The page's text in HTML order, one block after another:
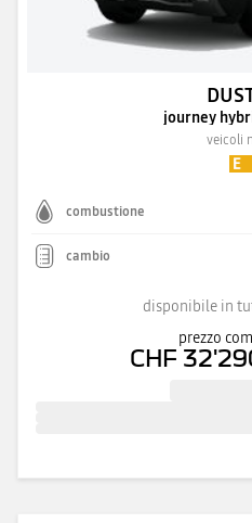
journey
veicoli
combustione
cambio
disponibile in
prezzo
CHF